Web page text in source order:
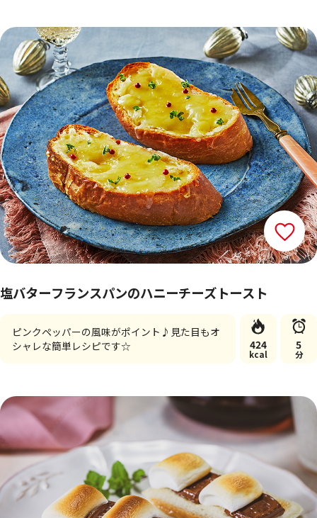
塩バターフランスパンのハニーチーズトースト
ピンクペッパーの風味がポイント♪見た目もオ
シャレな簡単レシピです☆
424
kcal
5
分